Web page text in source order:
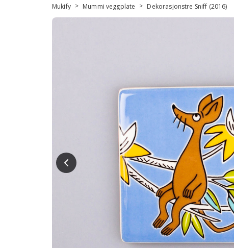
Mukify > Mummi veggplate > Dekorasjonstre Sniff (2016)